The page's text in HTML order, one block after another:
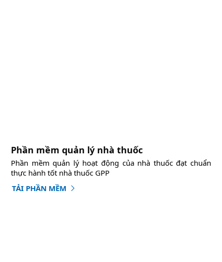
Phần mềm quản lý nhà thuốc
Phần mềm quản lý hoạt động của nhà thuốc đạt chuẩn
thực hành tốt nhà thuốc GPP
TẢI PHẦN MỀM